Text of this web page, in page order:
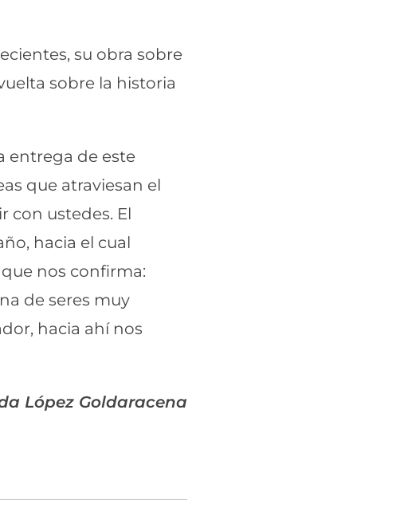
su obra sobre
sobre la historia
entrega de este
que atraviesan el
con ustedes. El
hacia el cual
nos confirma:
de seres muy
hacia ahí nos
López Goldaracena